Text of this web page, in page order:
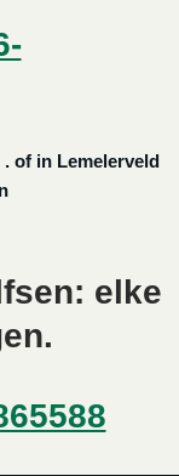
of in Lemelerveld
elke